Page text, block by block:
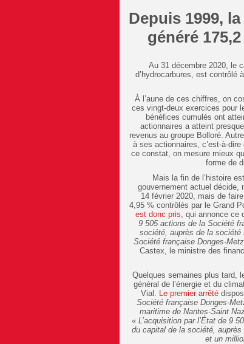
Depuis 1999,
généré
Au 31 décembre 2020, le
d’hydrocarbures, est contrôlé
À l’aune de ces chiffres, on
ces vingt-deux exercices pour
bénéfices cumulés ont
actionnaires a atteint
revenus au groupe Bolloré.
à ses actionnaires, c’est-à-
ce constat, on mesure mieux
forme de
Mais la fin de l’histoire
gouvernement actuel décide,
14 février 2020, mais de
4,95 % contrôlés par le Grand
est donc pris , qui annonce ce
9 505 actions de la Société
société, auprès de la
Société française Donges-
Castex, le ministre des
Quelques semaines plus tard,
général de l’énergie et du
Vial.
Le premier arrêté
Société française Donges-
maritime de Nantes-Saint
« L’acquisition par l’État de 9
du capital de la société,
et un